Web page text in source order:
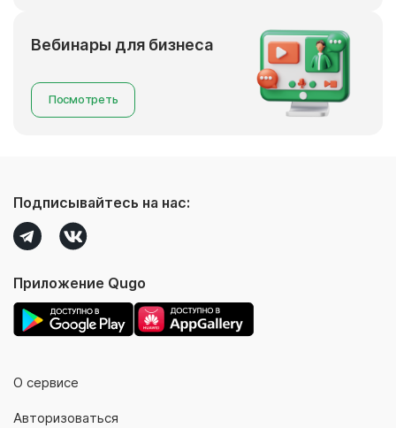
Вебинары для бизнеса
Посмотреть
О сервисе
Авторизоваться
Приложение Qugo
Подписывайтесь на нас: